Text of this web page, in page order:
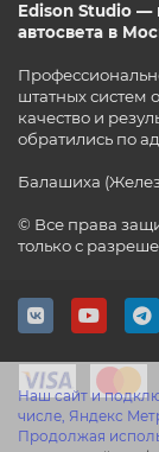
Наш сайт и
числе, Яндекс
Продолжая
Edison Studio —
автосвета в
штатных систем
качество и
обратились по
Балашиха
© Все права
только с